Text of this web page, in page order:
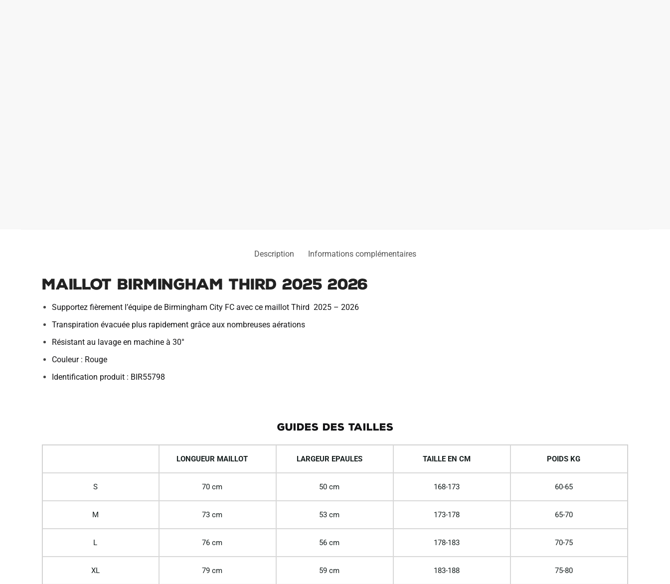
Description Informations complémentaires
Maillot Birmingham Third 2025 2026
Supportez fièrement l’équipe de Birmingham City FC avec ce maillot Third 2025 – 2026
Transpiration évacuée plus rapidement grâce aux nombreuses aérations
Résistant au lavage en machine à 30°
Couleur : Rouge
Identification produit : BIR55798
GUIDES DES TAILLES
LONGUEUR MAILLOT LARGEUR EPAULES TAILLE EN CM POIDS KG
S 70 cm 50 cm 168-173 60-65
M 73 cm 53 cm 173-178 65-70
L 76 cm 56 cm 178-183 70-75
XL 79 cm 59 cm 183-188 75-80